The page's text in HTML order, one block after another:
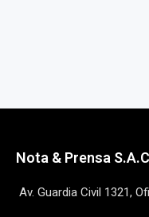
Nota & Prensa
Av. Guardia Civil 1321,